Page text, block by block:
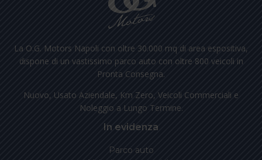
La O.G. Motors Napoli con oltre 30.000 mq di area espositiva,
dispone di un vastissimo parco auto con oltre 800 veicoli in
Pronta Consegna.
Nuovo, Usato Aziendale, Km Zero, Veicoli Commerciali e
Noleggio a Lungo Termine.
In evidenza
Parco auto